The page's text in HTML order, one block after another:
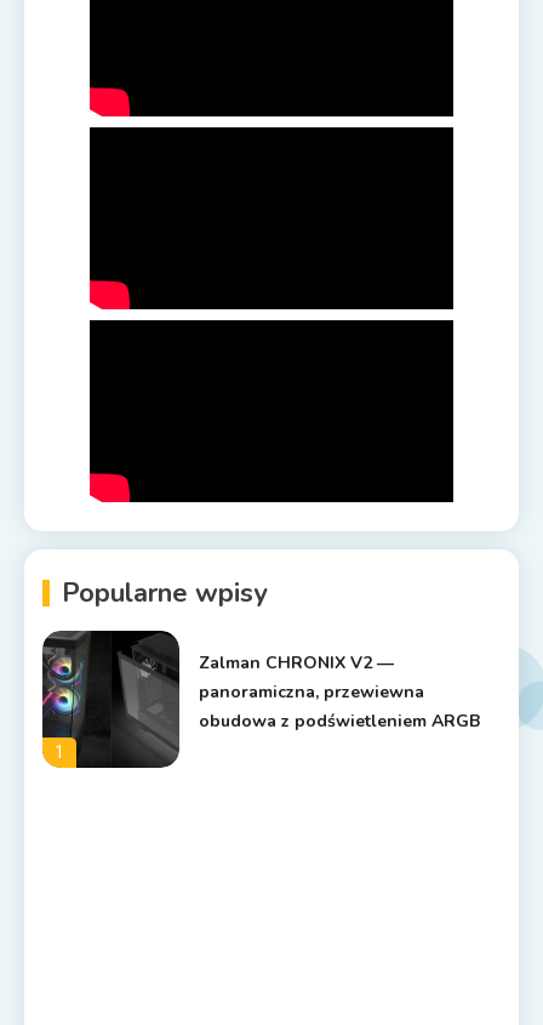
Popularne wpisy
1
Zalman CHRONIX V2 —
panoramiczna, przewiewna
obudowa z podświetleniem ARGB